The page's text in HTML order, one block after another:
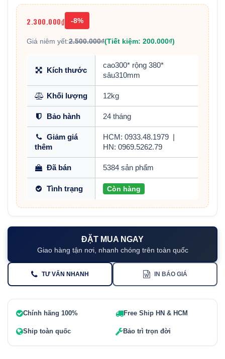
2.300.000₫ -8%
Giá niêm yết:2.500.000₫(Tiết kiệm: 200.000₫)
Kích thước
cao300* rộng 380*
sâu310mm
Khối lượng 12kg
Bảo hành 24 tháng
Giảm giá
thêm
HCM: 0933.48.1979
HN: 0969.5262.79
Đã bán 5384 sản phẩm
Tình trạng Còn hàng
ĐẶT MUA NGAY
Giao hàng tận nơi, nhanh chóng trên toàn quốc
TƯ VẤN NHANH IN BÁO GIÁ
Chính hãng 100% Free Ship HN & HCM
Ship toàn quốc Bảo trì trọn đời